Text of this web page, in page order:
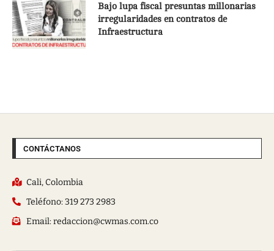
Bajo lupa fiscal presuntas millonarias
irregularidades en contratos de
Infraestructura
CONTÁCTANOS
Cali, Colombia
Teléfono: 319 273 2983
Email: redaccion@cwmas.com.co